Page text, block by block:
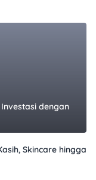
dengan
Skincare hingga